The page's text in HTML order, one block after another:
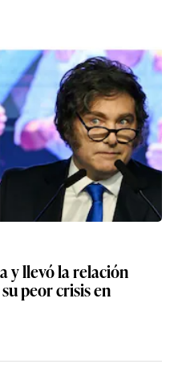
y llevó la relación
peor crisis en